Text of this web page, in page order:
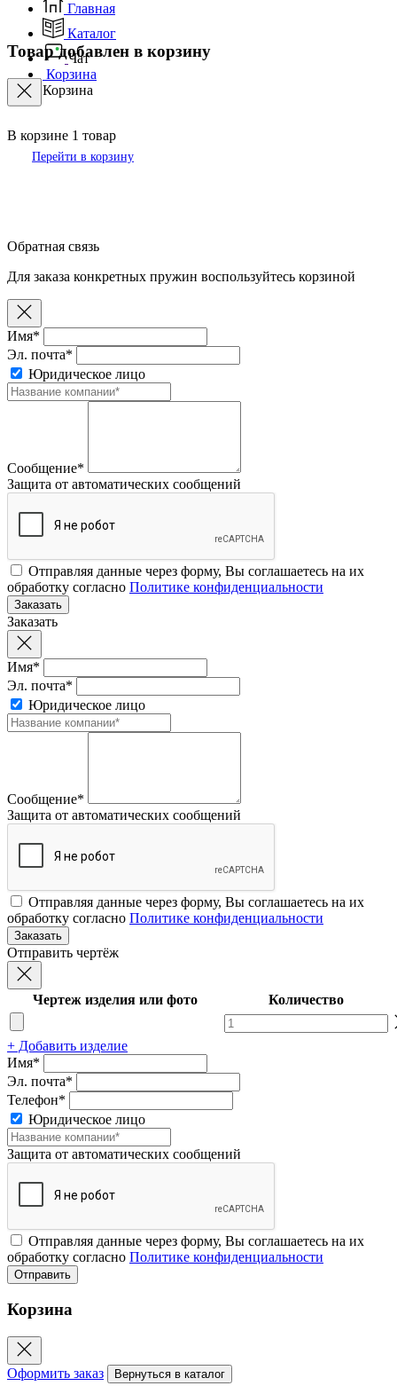
Главная
Каталог
Чат
Корзина
Корзина
Товар добавлен в корзину
В корзине 1 товар
Перейти в корзину
Обратная связь
Для заказа конкретных пружин воспользуйтесь корзиной
Имя*
Эл. почта*
Юридическое лицо
Сообщение*
Защита от автоматических сообщений
Отправляя данные через форму, Вы соглашаетесь на их
обработку согласно Политике конфиденциальности
Заказать
Имя*
Эл. почта*
Юридическое лицо
Сообщение*
Защита от автоматических сообщений
Отправляя данные через форму, Вы соглашаетесь на их
обработку согласно Политике конфиденциальности
Отправить чертёж
Чертеж изделия или фото Количество
+ Добавить изделие
Имя*
Эл. почта*
Телефон*
Юридическое лицо
Защита от автоматических сообщений
Отправляя данные через форму, Вы соглашаетесь на их
обработку согласно Политике конфиденциальности
Корзина
Оформить заказ Вернуться в каталог